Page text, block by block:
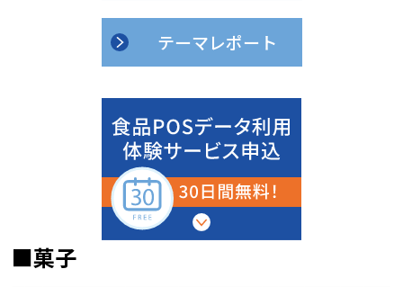
テーマレポート
■菓子